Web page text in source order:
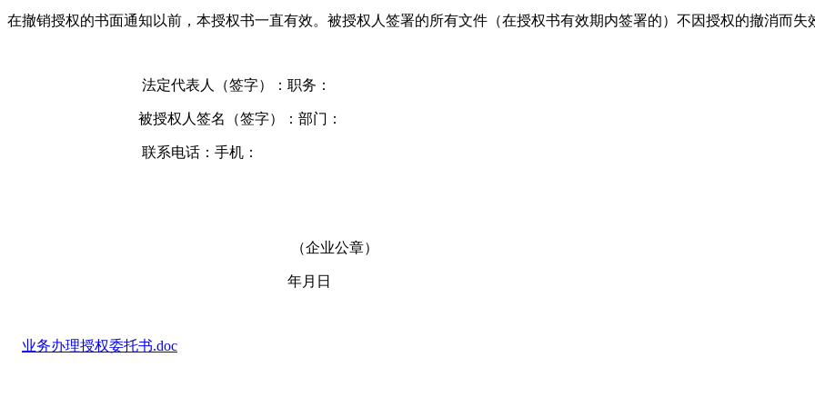
在撤销授权的书面通知以前，本授权书一直有效。被授权人签署的所有文件（在授权书有效期内签署的）不因授权的撤消而失
法定代表人（签字）：职务：
被授权人签名（签字）：部门：
联系电话：手机：
（企业公章）
年月日
业务办理授权委托书.doc